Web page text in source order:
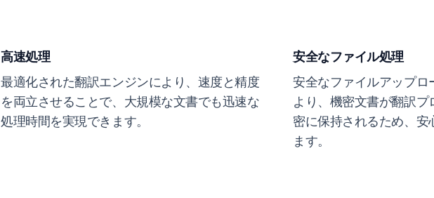
高速処理
最適化された翻訳エンジンにより、速度と精度
を両立させることで、大規模な文書でも迅速な
処理時間を実現できます。
安全なファイル処理
安全なファイルアップロ
より、機密文書が翻訳
密に保持されるため、安
ます。